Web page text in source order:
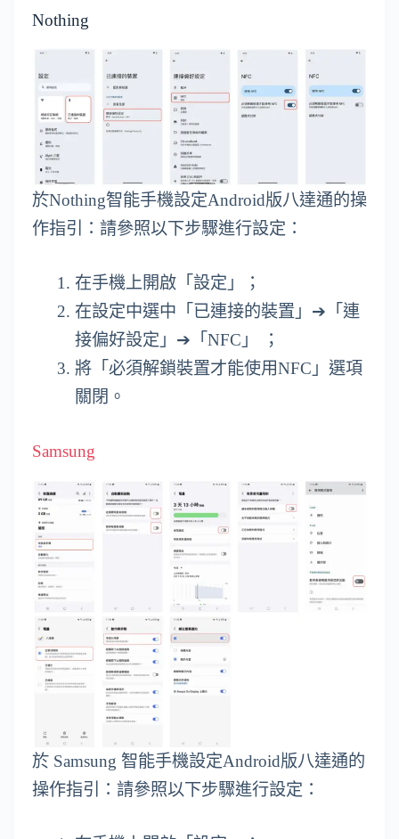
Nothing
於Nothing智能手機設定Android版八達通的操
作指引：請參照以下步驟進行設定：
在手機上開啟「設定」；
在設定中選中「已連接的裝置」➔「連
接偏好設定」➔「NFC」 ；
將「必須解鎖裝置才能使用NFC」選項
關閉。
Samsung
於 Samsung 智能手機設定Android版八達通的
操作指引：請參照以下步驟進行設定：